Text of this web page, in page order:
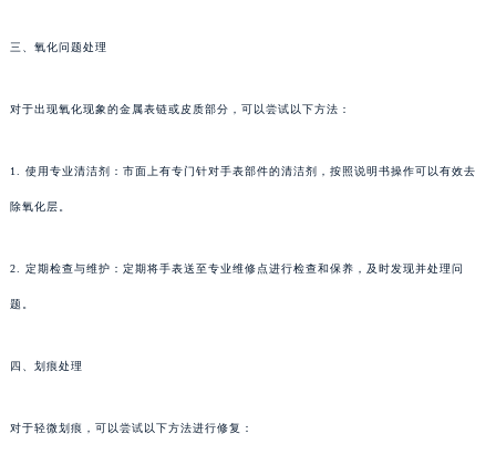
三、氧化问题处理
对于出现氧化现象的金属表链或皮质部分，可以尝试以下方法：
1. 使用专业清洁剂：市面上有专门针对手表部件的清洁剂，按照说明书操作可以有效去
除氧化层。
2. 定期检查与维护：定期将手表送至专业维修点进行检查和保养，及时发现并处理问
题。
四、划痕处理
对于轻微划痕，可以尝试以下方法进行修复：